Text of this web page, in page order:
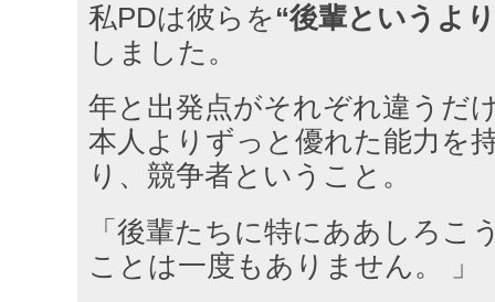
私PDは彼らを“後輩というよ
しました。
年と出発点がそれぞれ違うだ
本人よりずっと優れた能力を
り、競争者ということ。
「後輩たちに特にああしろこ
ことは一度もありません。 」